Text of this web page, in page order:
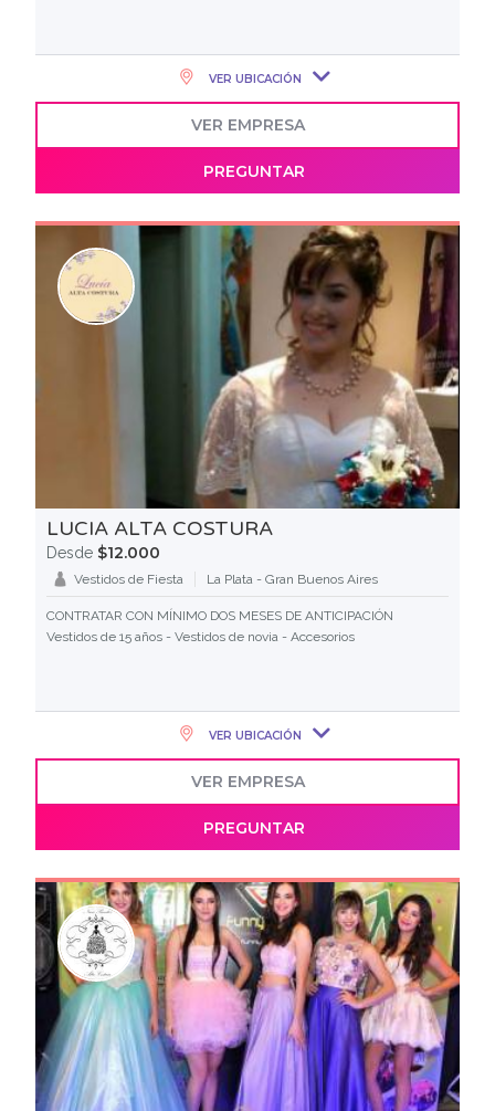
VER UBICACIÓN
VER EMPRESA
PREGUNTAR
LUCIA ALTA COSTURA
Desde $12.000
Vestidos de Fiesta La Plata - Gran Buenos Aires
CONTRATAR CON MÍNIMO DOS MESES DE ANTICIPACIÓN
Vestidos de 15 años - Vestidos de novia - Accesorios
VER UBICACIÓN
VER EMPRESA
PREGUNTAR